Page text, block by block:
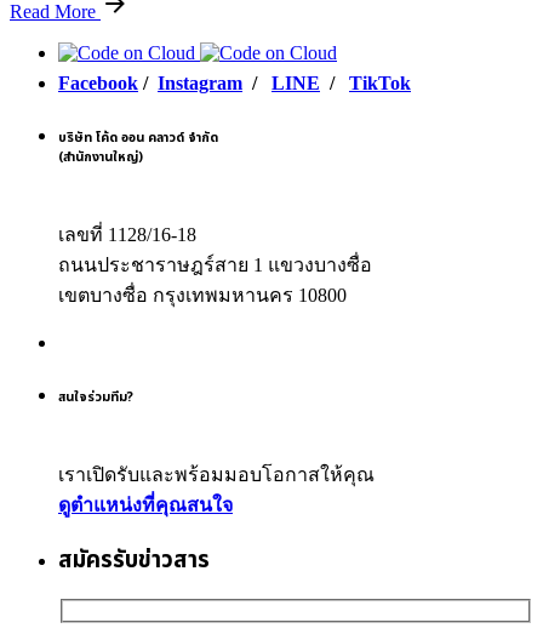
Read More
Facebook / Instagram / LINE / TikTok
บริษัท โค้ด ออน คลาวด์ จำกัด
(สำนักงานใหญ่)
เลขที่ 1128/16-18
ถนนประชาราษฎร์สาย 1 แขวงบางซื่อ
เขตบางซื่อ กรุงเทพมหานคร 10800
สนใจร่วมทีม?
เราเปิดรับและพร้อมมอบโอกาสให้คุณ
ดูตำแหน่งที่คุณสนใจ
สมัครรับข่าวสาร